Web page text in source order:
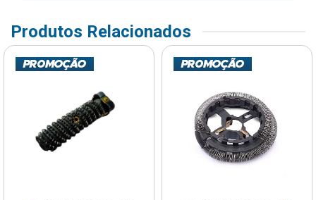
Produtos Relacionados